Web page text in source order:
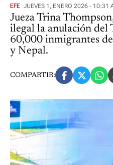
EFE JUEVES 1, ENERO 2026 - 10:31
Jueza Trina
ilegal la anulación del
60,000 inmigrantes
y Nepal.
COMPARTIR: